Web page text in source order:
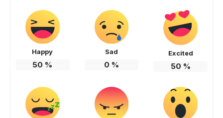
Happy
50 %
Sad
0 %
Excited
50 %